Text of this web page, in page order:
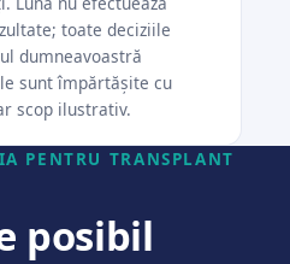
toate deciziile
dumneavoastră
sunt împărtășite cu
scop ilustrativ.
PENTRU TRANSPLANT
posibil